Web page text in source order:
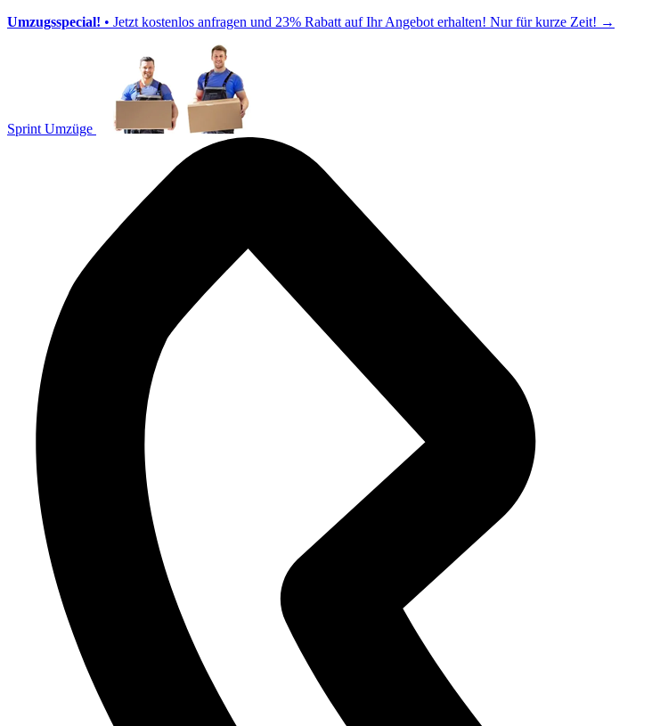
Umzugsspecial! • Jetzt kostenlos anfragen und 23% Rabatt auf Ihr Angebot erhalten! Nur für kurze Zeit! →
Sprint Umzüge